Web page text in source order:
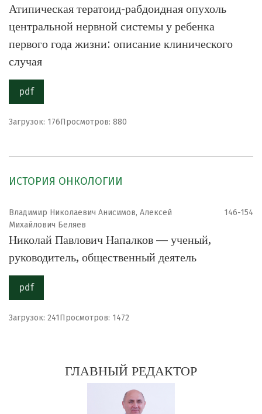
Атипическая тератоид-рабдоидная опухоль
центральной нервной системы у ребенка
первого года жизни: описание клинического
случая
pdf
Загрузок: 176Просмотров: 880
ИСТОРИЯ ОНКОЛОГИИ
Владимир Николаевич Анисимов, Алексей
Михайлович Беляев
146-154
Николай Павлович Напалков — ученый,
руководитель, общественный деятель
pdf
Загрузок: 241Просмотров: 1472
ГЛАВНЫЙ РЕДАКТОР